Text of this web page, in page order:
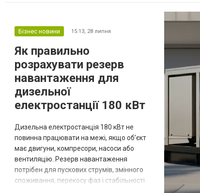
Бізнес новини 15:13, 28 липня
Як правильно
розрахувати резерв
навантаження для
дизельної
електростанції 180 кВт
Дизельна електростанція 180 кВт не
повинна працювати на межі, якщо об’єкт
має двигуни, компресори, насоси або
вентиляцію. Резерв навантаження
потрібен для пускових струмів, змінного
споживання, перекосу фаз і стабільності